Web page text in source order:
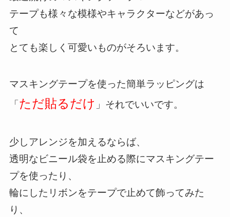
テープも様々な模様やキャラクターなどがあっ
て
とても楽しく可愛いものがそろいます。
マスキングテープを使った簡単ラッピングは
「ただ貼るだけ 」それでいいです。
少しアレンジを加えるならば、
透明なビニール袋を止める際にマスキングテー
プを使ったり、
輪にしたリボンをテープで止めて飾ってみた
り、